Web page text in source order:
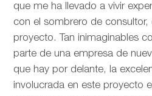
que me ha llevado a vivir
con el sombrero de
proyecto. Tan inimaginables
parte de una empresa de
que hay por delante, la
involucrada en este proyecto